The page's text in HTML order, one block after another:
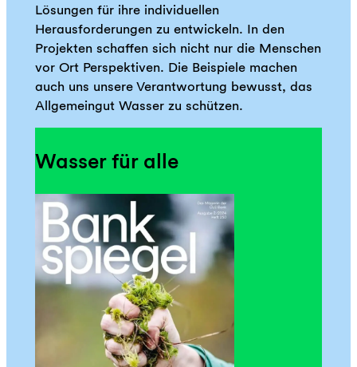
Lösungen für ihre individuellen
Herausforderungen zu entwickeln. In den
Projekten schaffen sich nicht nur die Menschen
vor Ort Perspektiven. Die Beispiele machen
auch uns unsere Verantwortung bewusst, das
Allgemeingut Wasser zu schützen.
Wasser für alle